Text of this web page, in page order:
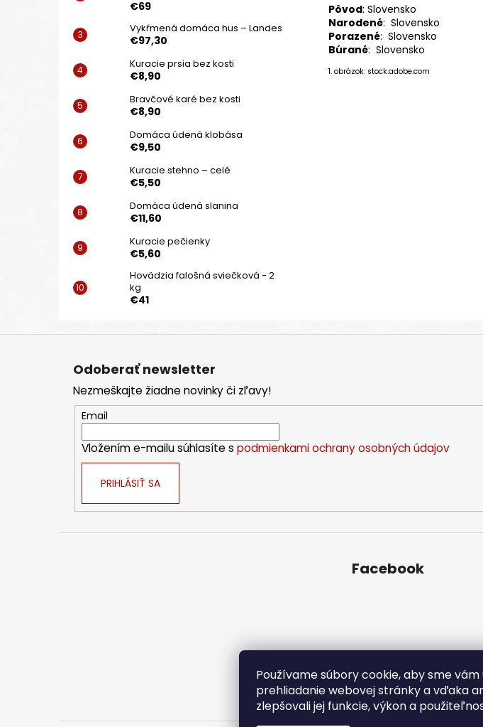
Používame súbory cookie, aby sme
prehliadanie webovej stránky a vďaka
zlepšovali jej funkcie, výkon a
€69
Vykŕmená domáca hus – Landes
€97,30
Kuracie prsia bez kosti
€8,90
Bravčové karé bez kosti
€8,90
Domáca údená klobása
€9,50
Kuracie stehno – celé
€5,50
Domáca údená slanina
€11,60
Kuracie pečienky
€5,60
Hovädzia falošná sviečková - 2
kg
€41
Pôvod: Slovensko
Narodené: Slovensko
Porazené: Slovensko
Búrané: Slovensko
1. obrázok: stock.adobe.com
Z
Odoberať newsletter
Nezmeškajte žiadne novinky či zľavy!
Email
Vložením e-mailu súhlasíte s podmienkami ochrany osobných údajov
PRIHLÁSIŤ SA
Facebook